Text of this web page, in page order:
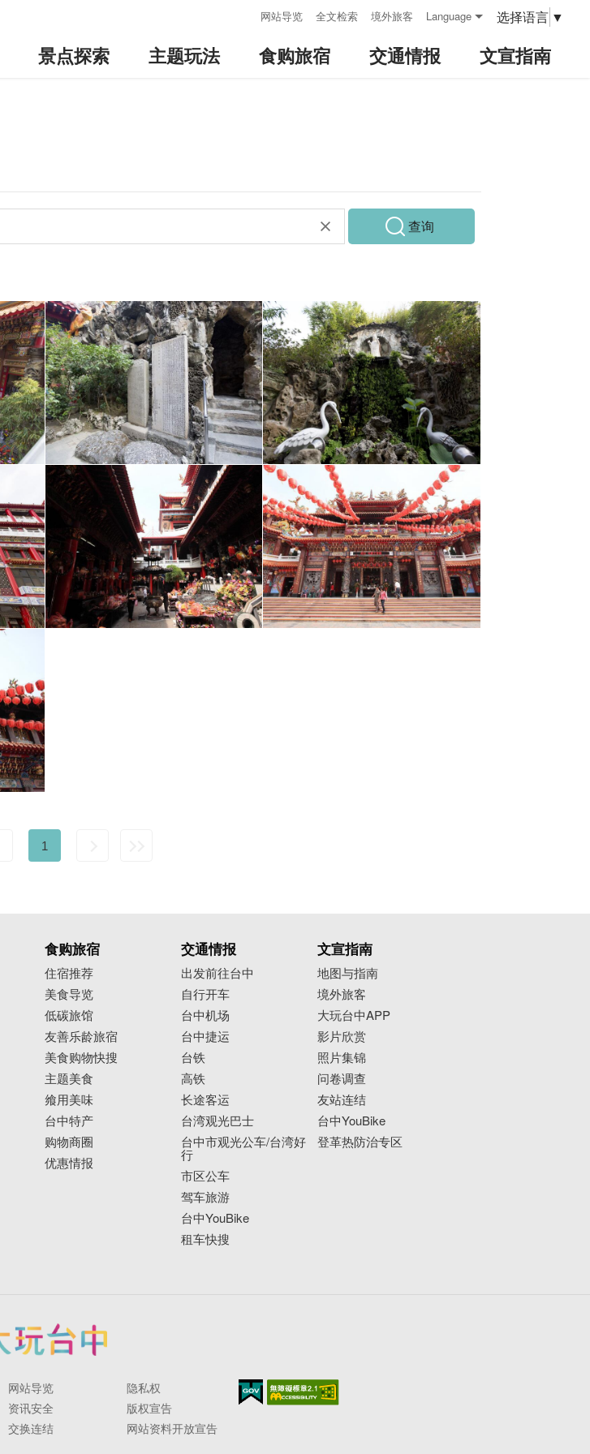
网站导览 全文检索 境外旅客 Language 选择语言 ▼
景点探索 主题玩法 食购旅宿 交通情报 文宣指南
查询
1
食购旅宿
住宿推荐
美食导览
低碳旅馆
友善乐龄旅宿
美食购物快搜
主题美食
飨用美味
台中特产
购物商圈
优惠情报
交通情报
出发前往台中
自行开车
台中机场
台中捷运
台铁
高铁
长途客运
台湾观光巴士
台中市观光公车/台湾好
行
市区公车
驾车旅游
台中YouBike
租车快搜
文宣指南
地图与指南
境外旅客
大玩台中APP
影片欣赏
照片集锦
问卷调查
友站连结
台中YouBike
登革热防治专区
网站导览
隐私权
资讯安全
版权宣告
交换连结
网站资料开放宣告